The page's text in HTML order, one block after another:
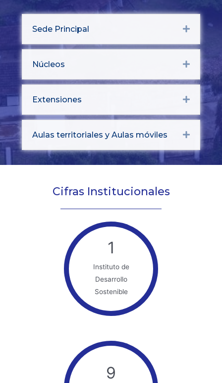
Sede Principal Expand
Núcleos Expand
Extensiones Expand
Aulas territoriales y Aulas móviles Expand
Cifras Institucionales
1
Instituto de
Desarrollo
Sostenible
9